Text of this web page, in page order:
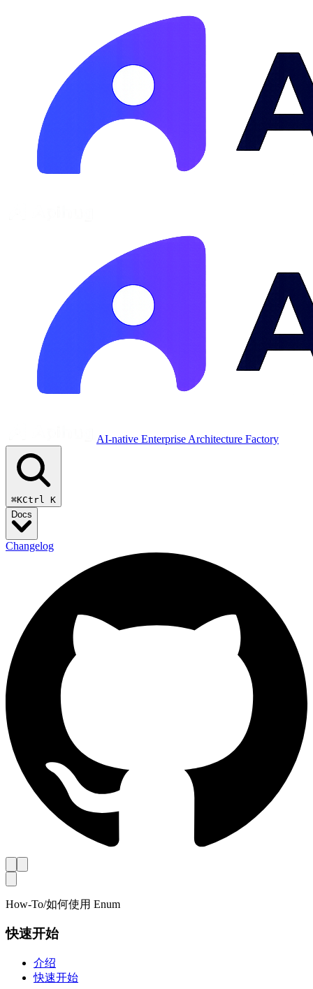
AI-native Enterprise Architecture Factory
⌘KCtrl K
Docs
Changelog
How-To/如何使用 Enum
快速开始
介绍
快速开始